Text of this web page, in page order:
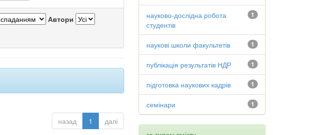
Автори
назад 1 далі
1
науково-дослідна робота
студентів
1
наукові школи факультетів
1
публікація результатів НДР
1
підготовка наукових кадрів
1
семінари